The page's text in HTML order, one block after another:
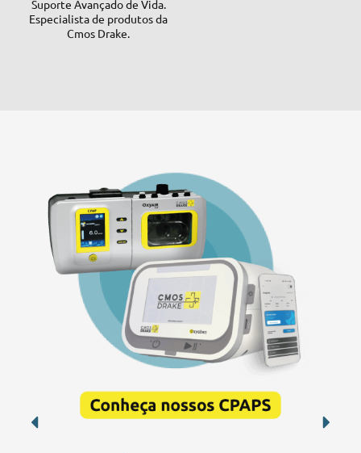
Suporte Avançado de Vida.
Especialista de produtos da
Cmos Drake.